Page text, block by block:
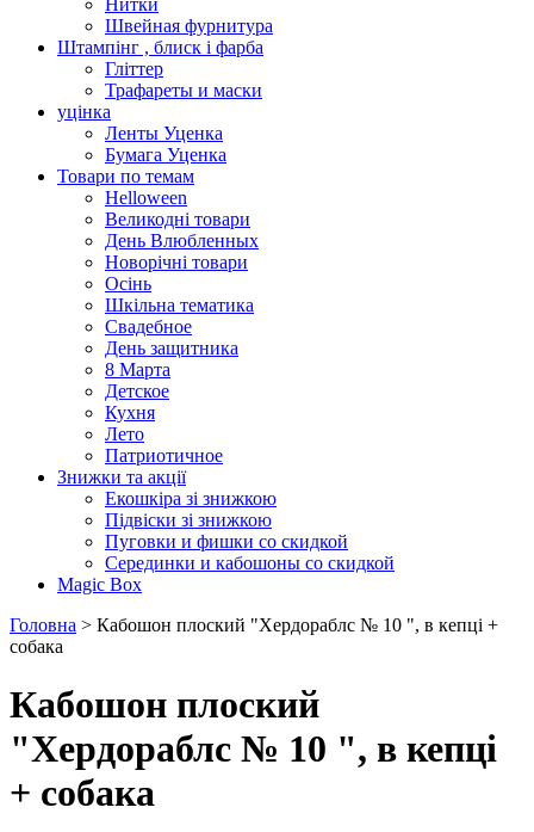
Нитки
Швейная фурнитура
Штампінг , блиск і фарба
Гліттер
Трафареты и маски
уцінка
Ленты Уценка
Бумага Уценка
Товари по темам
Helloween
Великодні товари
День Влюбленных
Новорічні товари
Осінь
Шкільна тематика
Свадебное
День защитника
8 Марта
Детское
Кухня
Лето
Патриотичное
Знижки та акції
Екошкіра зі знижкою
Підвіски зі знижкою
Пуговки и фишки со скидкой
Серединки и кабошоны со скидкой
Magic Box
Головна > Кабошон плоский "Хердораблс № 10 ", в кепці +
собака
Кабошон плоский
"Хердораблс № 10 ", в кепці
+ собака